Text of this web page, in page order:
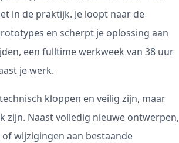
in de praktijk. Je loopt naar de
en scherpt je oplossing aan
een fulltime werkweek van 38 uur
je werk.
kloppen en veilig zijn, maar
zijn. Naast volledig nieuwe ontwerpen,
wijzigingen aan bestaande